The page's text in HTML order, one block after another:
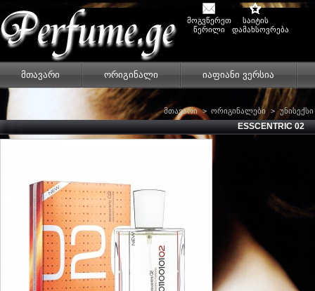
მოგვწერეთ
წერილი
საიტის
დამახსოვრება
მთავარი ორიგინალი იაფიანი ვერსია
მთავარი > ორიგინალები > უნისექსი
ESSCENTRIC 02